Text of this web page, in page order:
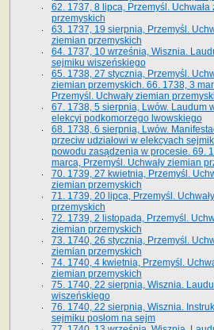
62. 1737, 8 lipca, Przemyśl. Uchwała
przemyskich
63. 1737, 19 sierpnia, Przemyśl.
ziemian przemyskich
64. 1737, 10 września, Wisznia.
sejmiku wiszeńskiego
65. 1738, 27 stycznia, Przemyśl.
ziemian przemyskich­­. 66. 1738, 3
Przemyśl. Uchwały ziemian
67. 1738, 5 sierpnia, Lwów. Laudum
elekcyi podkomorzego lwowskiego
68. 1738, 6 sierpnia, Lwów.
przeciw udziałowi w elekcyach
powodu zasądzenia w procesie. 69.
marca, Przemyśl. Uchwały ziemian
70. 1739, 27 kwietnia, Przemyśl.
ziemian przemyskich
71. 1739, 20 lipca, Przemyśl.
przemyskich
72. 1739, 2 listopada, Przemyśl.
ziemian przemyskich
73. 1740, 26 stycznia, Przemyśl.
ziemian przemyskich
74. 1740, 4 kwietnia, Przemyśl.
ziemian przemyskich
75. 1740, 22 sierpnia, Wisznia.
wiszeńskiego
76. 1740, 22 sierpnia, Wisznia.
sejmiku posłom na sejm